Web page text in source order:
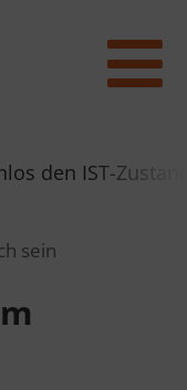

den IST-
sein